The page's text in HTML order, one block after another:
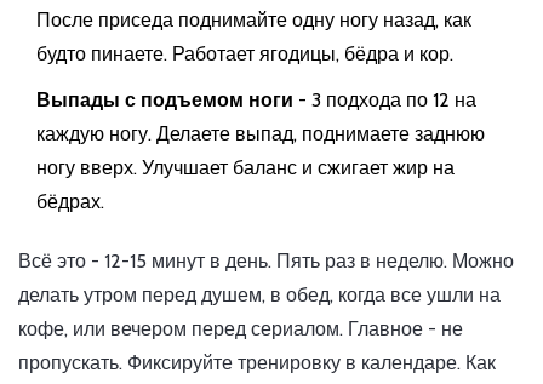
После приседа поднимайте одну ногу назад, как
будто пинаете. Работает ягодицы, бёдра и кор.
Выпады с подъемом ноги - 3 подхода по 12 на
каждую ногу. Делаете выпад, поднимаете заднюю
ногу вверх. Улучшает баланс и сжигает жир на
бёдрах.
Всё это - 12-15 минут в день. Пять раз в неделю. Можно
делать утром перед душем, в обед, когда все ушли на
кофе, или вечером перед сериалом. Главное - не
пропускать. Фиксируйте тренировку в календаре. Как